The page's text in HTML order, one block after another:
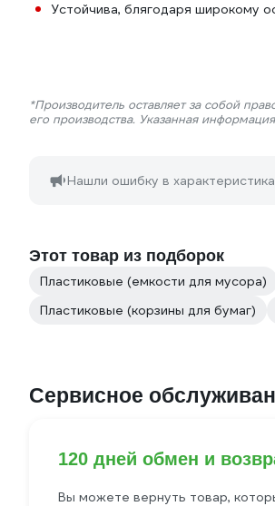
Устойчива, блягодаря широкому
*Производитель оставляет за собой
его производства. Указанная
Нашли ошибку в
Этот товар из подборок
Пластиковые (емкости для мусора)
Пластиковые (корзины для бумаг)
Сервисное
120 дней обмен и
Вы можете вернуть товар,